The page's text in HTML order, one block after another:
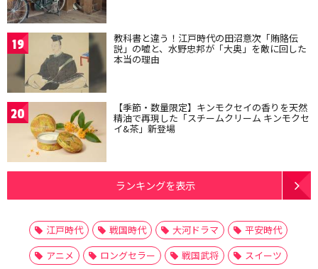
19 教科書と違う！江戸時代の田沼意次「賄賂伝
説」の嘘と、水野忠邦が「大奥」を敵に回した
本当の理由
20 【季節・数量限定】キンモクセイの香りを天然
精油で再現した「スチームクリーム キンモクセ
イ&茶」新登場
ランキングを表示
江戸時代 戦国時代 大河ドラマ
平安時代
アニメ
ロングセラー 戦国武将
スイーツ